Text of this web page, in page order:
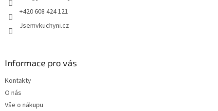
+420 608 424 121
Jsemvkuchyni.cz
Informace pro vás
Kontakty
O nás
Vše o nákupu